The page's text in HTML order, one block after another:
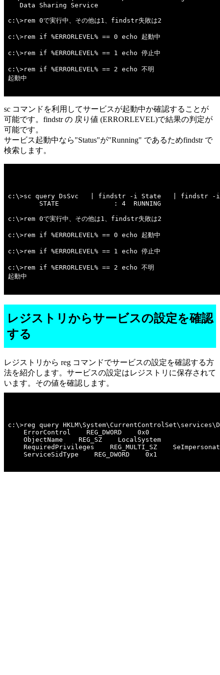
   Data Sharing Service
c:\>rem 0で実行中、その他は1、findstr失敗は2
c:\>rem if %ERRORLEVEL% == 0 echo 起動中
c:\>rem if %ERRORLEVEL% == 1 echo 停止中
c:\>rem if %ERRORLEVEL% == 2 echo 不明
起動中
sc コマンドを利用してサービスが起動中か確認することが
可能です。findstr の 戻り値 (ERRORLEVEL)で結果の判定が
可能です。
サービス起動中なら"Status"が"Running" であるためfindstr で
検索します。
c:\>sc query DsSvc   | findstr -i State   | findstr -i
        STATE              : 4  RUNNING
c:\>rem 0で実行中、その他は1、findstr失敗は2
c:\>rem if %ERRORLEVEL% == 0 echo 起動中
c:\>rem if %ERRORLEVEL% == 1 echo 停止中
c:\>rem if %ERRORLEVEL% == 2 echo 不明
起動中
レジストリからサービスの設定を確認
する
レジストリから reg コマンドでサービスの設定を確認する方
法を紹介します。サービスの設定はレジストリに保存されて
います。その値を確認します。
c:\>reg query
    ErrorControl    REG_DWORD    0x0
    ObjectName    REG_SZ    LocalSystem
RequiredPrivileges    REG_MULTI_SZ
    ServiceSidType    REG_DWORD    0x1